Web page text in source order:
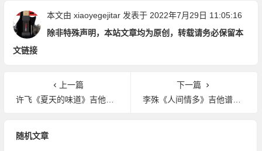
本文由 xiaoyegejitar发表于 2022年7月29日 11:05:16
除非特殊声明，本站文章均为原创，转载请务必保留本
文链接
上一篇
许飞《夏天的味道》吉他谱G调吉他弹唱谱
下一篇
李殊《人间情多》吉他谱G调吉他弹唱谱
随机文章